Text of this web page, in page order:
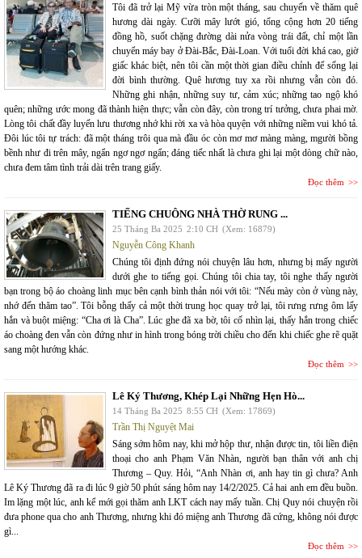
Tôi đã trở lại Mỹ vừa tròn một tháng, sau chuyến về thăm quê
hương dài ngày. Cưỡi mây lướt gió, tổng cộng hơn 20 tiếng
đồng hồ, suốt chặng đường dài nửa vòng trái đất, chỉ một lần
chuyển máy bay ở Đài-Bắc, Đài-Loan. Với tuổi đời khá cao, giờ
giấc khác biệt, nên tôi cần một thời gian điều chỉnh để sống lại
đời bình thường. Quê hương tuy xa rồi nhưng vẫn còn đó.
Những ghi nhận, những suy tư, cảm xúc; những tao ngộ khó
quên; những ước mong đã thành hiện thực; vẫn còn đây, còn trong trí tưởng, chưa phai mờ.
Lòng tôi chất đầy luyến lưu thương nhớ khi rời xa và hòa quyện với những niềm vui khó tả.
Đôi lúc tôi tự trách: đã một tháng trôi qua mà đầu óc còn mơ mơ màng màng, mgười bồng
bềnh như đi trên mây, ngẩn ngơ ngơ ngẩn; đáng tiếc nhất là chưa ghi lại một dòng chữ nào,
chưa đem tâm tình trải dài trên trang giấy.
Đọc thêm
TIẾNG CHUÔNG NHÀ THỜ RUNG ...
25 Tháng Ba 2025 2:10 CH (Xem: 16879)
Nguyễn Công Khanh
Chúng tôi định đứng nói chuyện lâu hơn, nhưng bị mấy người
dưới ghe to tiếng gọi. Chúng tôi chia tay, tôi nghe thấy người
bạn trong bộ áo choàng linh mục bên cạnh bình thản nói với tôi: “Nếu mày còn ở vùng này,
nhớ đến thăm tao”. Tôi bỗng thấy cả một thời trung học quay trở lại, tôi rưng rưng ôm lấy
hắn và buột miệng: “Cha ơi là Cha”. Lúc ghe đã xa bờ, tôi cố nhìn lại, thấy hắn trong chiếc
áo choàng đen vẫn còn đứng như in hình trong bóng trời chiều cho đến khi chiếc ghe rẽ quặt
sang một hướng khác.
Đọc thêm
Lê Ký Thương, Khép Lại Những Hẹn Hò...
14 Tháng Ba 2025 8:55 CH (Xem: 17869)
Trần Thị Nguyệt Mai
Sáng sớm hôm nay, khi mở hộp thư, nhận được tin, tôi liền điện
thoại cho anh Phạm Văn Nhàn, người bạn thân với anh chị
Thương – Quy. Hỏi, “Anh Nhàn ơi, anh hay tin gì chưa? Anh
Lê Ký Thương đã ra đi lúc 9 giờ 50 phút sáng hôm nay 14/2/2025. Cả hai anh em đều buồn.
Im lặng một lúc, anh kể mới gọi thăm anh LKT cách nay mấy tuần. Chị Quy nói chuyện rồi
đưa phone qua cho anh Thương, nhưng khi đó miệng anh Thương đã cứng, không nói được
gì...
Đọc thêm